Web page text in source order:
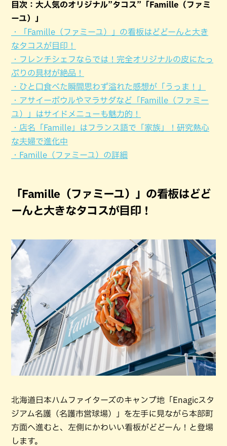
目次：大人気のオリジナル”タコス”「Famille（ファミ
ーユ）」
・「Famille（ファミーユ）」の看板はどどーんと大き
なタコスが目印！
・フレンチシェフならでは！完全オリジナルの皮にたっ
ぷりの具材が絶品！
・ひと口食べた瞬間思わず溢れた感想が「うっま！」
・アサイーボウルやマラサダなど「Famille（ファミー
ユ）」はサイドメニューも魅力的！
・店名「Famille」はフランス語で「家族」！研究熱心
な夫婦で進化中
・Famille（ファミーユ）の詳細
「Famille（ファミーユ）」の看板はどど
ーんと大きなタコスが目印！
北海道日本ハムファイターズのキャンプ地「Enagicスタ
ジアム名護（名護市営球場）」を左手に見ながら本部町
方面へ進むと、左側にかわいい看板がどどーん！と登場
します。